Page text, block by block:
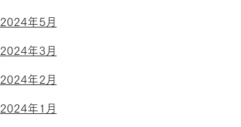
2024年5月
2024年3月
2024年2月
2024年1月